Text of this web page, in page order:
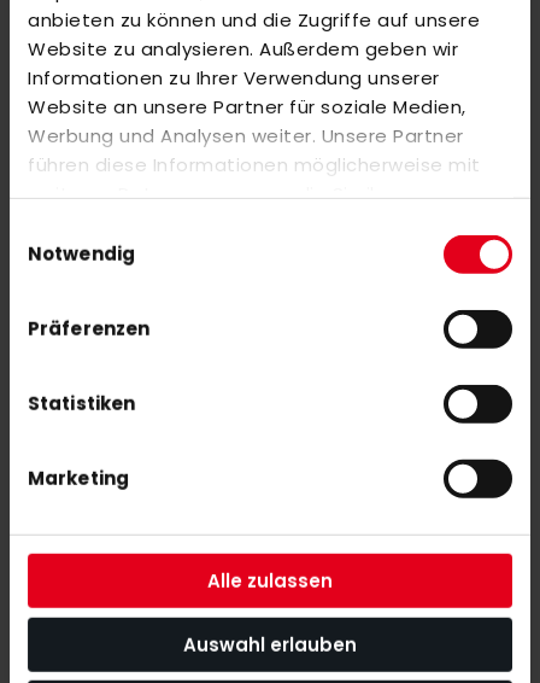
anbieten zu können und die Zugriffe auf unsere
Website zu analysieren. Außerdem geben wir
Informationen zu Ihrer Verwendung unserer
Website an unsere Partner für soziale Medien,
Werbung und Analysen weiter. Unsere Partner
führen diese Informationen möglicherweise mit
weiteren Daten zusammen, die Sie ihnen
Nutzung der Dienste gesammelt haben.
Notwendig
Präferenzen
Statistiken
Marketing
Alle zulassen
Auswahl erlauben
oderAlle auswählen
MALIK Stick bag ARROW 25/26 green
NEWSLETTER ANMELDUNG
was News, Tipps und Rabattaktionen rund um unseren Shop
ABONNIEREN